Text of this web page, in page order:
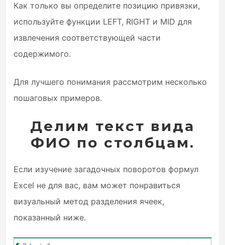
Как только вы определите позицию привязки,
используйте функции LEFT, RIGHT и MID для
извлечения соответствующей части
содержимого.
Для лучшего понимания рассмотрим несколько
пошаговых примеров.
Делим текст вида
ФИО по столбцам.
Если изучение загадочных поворотов формул
Excel не для вас, вам может понравиться
визуальный метод разделения ячеек,
показанный ниже.